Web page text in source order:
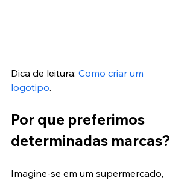
Dica de leitura: Como criar um
logotipo.
Por que preferimos
determinadas marcas?
Imagine-se em um supermercado,